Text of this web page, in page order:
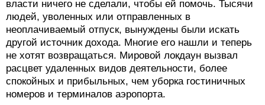
власти ничего не сделали, чтобы ей помочь. Тысячи
людей, уволенных или отправленных в
неоплачиваемый отпуск, вынуждены были искать
другой источник дохода. Многие его нашли и теперь
не хотят возвращаться. Мировой локдаун вызвал
расцвет удаленных видов деятельности, более
спокойных и прибыльных, чем уборка гостиничных
номеров и терминалов аэропорта.